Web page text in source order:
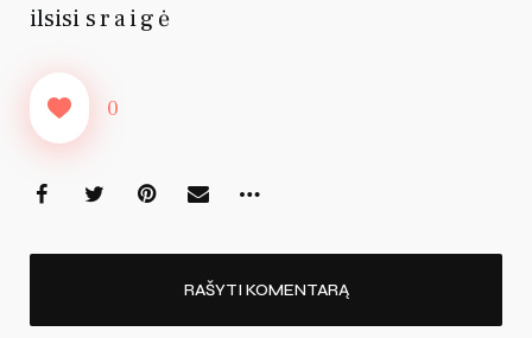
ilsisi sraigė
0
RAŠYTI KOMENTARĄ